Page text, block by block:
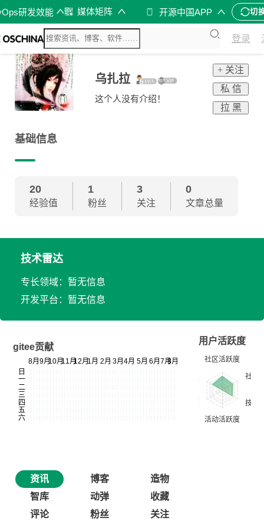
研发效能 媒体矩阵 开源中国APP 切
登录
乌扎拉
这个人没有介绍！
+ 关注
私 信
拉 黑
基础信息
20
经验值
1
粉丝
3
关注
0
文章总量
技术雷达
专长领域：暂无信息
开发平台：暂无信息
gitee贡献
用户活跃度
资讯 博客
造物
智库
动弹
收藏
评论
粉丝 关注